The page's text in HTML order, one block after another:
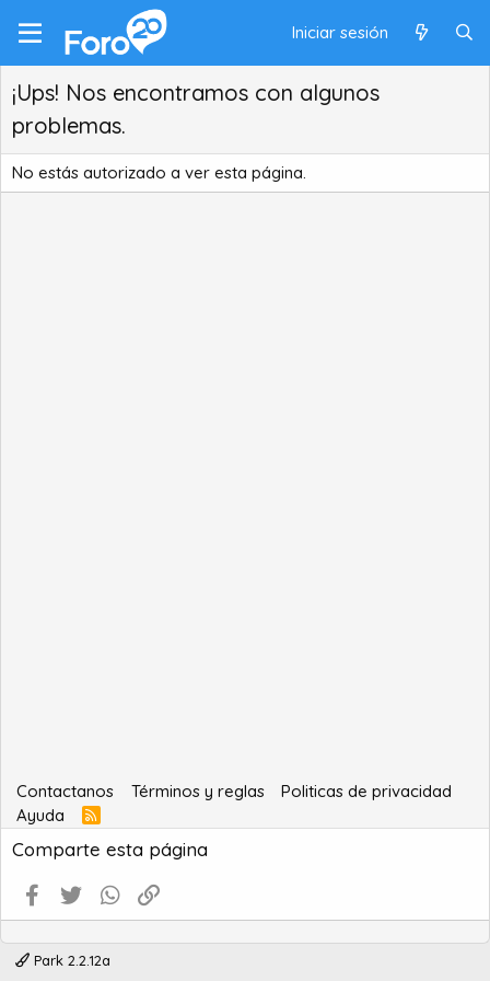
Iniciar sesión
¡Ups! Nos encontramos con algunos
problemas.
No estás autorizado a ver esta página.
Contactanos Términos y reglas
Politicas de privacidad
Ayuda
R
S
S
Comparte esta página
Facebook
Twitter WhatsApp
Park 2.2.12a